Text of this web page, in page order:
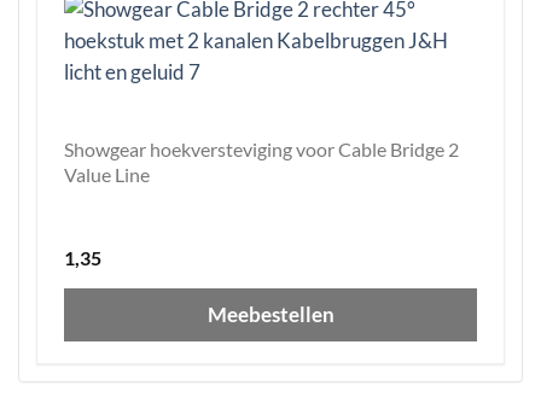
Showgear hoekversteviging voor Cable Bridge 2
Value Line
1,35
Meebestellen